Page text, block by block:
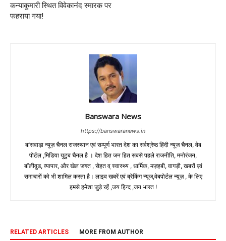
कन्याकुमारी स्थित विवेकानंद स्मारक पर
फहराया गया!
Banswara News
https://banswaranews.in
बांसवाड़ा न्यूज़ चैनल राजस्थान एवं सम्पूर्ण भारत देश का सर्वश्रेष्ठ हिंदी न्‍यूज चैनल, वेब
पोर्टल ,मिडिया युटुब चैनल है । देश हित जन हित सबसे पहले राजनीति, मनोरंजन,
बॉलीवुड, व्यापार, और खेल जगत , सेहत व् स्वास्थ्य , धार्मिक, मज़हबी, वागड़ी, खबरों एवं
समाचारों को भी शामिल करता है। लाइव खबरें एवं ब्रेकिंग न्यूज,वेबपोर्टल न्यूज़ , के लिए
हमसे हमेशा जुड़े रहें ,जय हिन्द ,जय भारत !
RELATED ARTICLES MORE FROM AUTHOR